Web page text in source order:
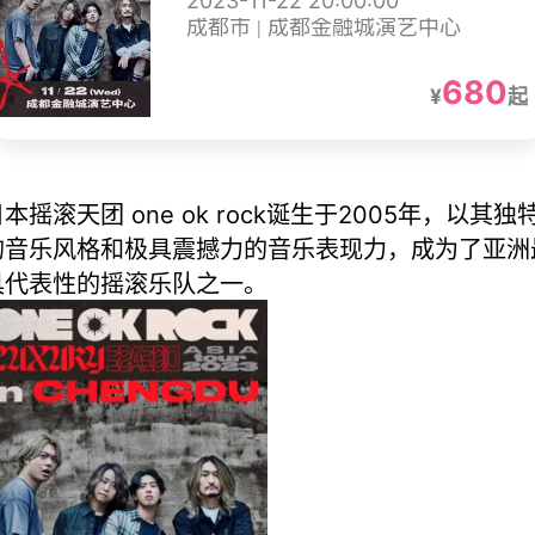
成都市 | 成都金融城演艺中心
¥680起
本摇滚天团 one ok rock诞生于2005年，以其独
乐风格和极具震撼力的音乐表现力，成为了亚
表性的摇滚乐队之一。